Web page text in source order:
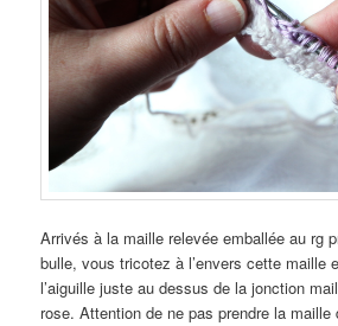
Arrivés à la maille relevée emballée au rg
bulle, vous tricotez à l’envers cette maille
l’aiguille juste au dessus de la jonction
rose. Attention de ne pas prendre la maille